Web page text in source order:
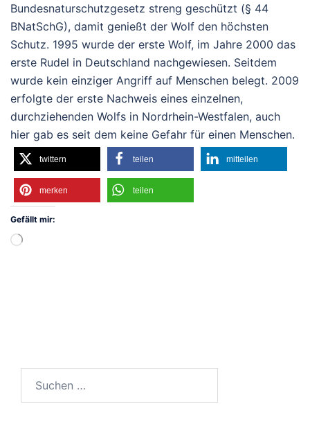
Bundesnaturschutzgesetz streng geschützt (§ 44
BNatSchG), damit genießt der Wolf den höchsten
Schutz. 1995 wurde der erste Wolf, im Jahre 2000 das
erste Rudel in Deutschland nachgewiesen. Seitdem
wurde kein einziger Angriff auf Menschen belegt. 2009
erfolgte der erste Nachweis eines einzelnen,
durchziehenden Wolfs in Nordrhein-Westfalen, auch
hier gab es seit dem keine Gefahr für einen Menschen.
twittern teilen mitteilen
merken teilen
Gefällt mir:
Wird